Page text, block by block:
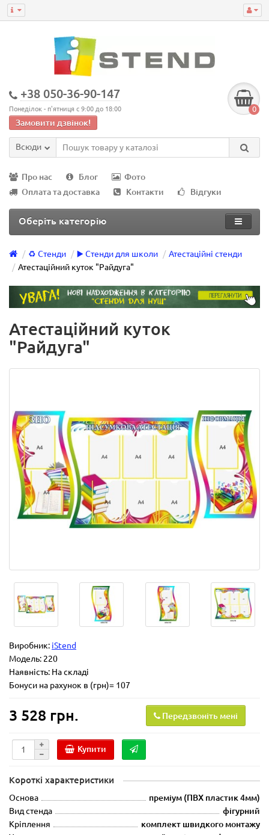
+38 050-36-90-147
Понеділок - п'ятниця с 9:00 до 18:00
Замовити дзвінок!
0
Всюди
Про нас Блог
Фото
Оплата та доставка
Контакти Відгуки
Оберіть категорію
♻️ Стенди ▶️ Стенди для школи
Атестаційні стенди
Атестаційний куток "Райдуга"
Атестаційний куток
"Райдуга"
Виробник: iStend
Модель: 220
Наявність: На складі
Бонуси на рахунок в (грн)= 107
3 528 грн. Передзвоніть мені
Купити
Короткі характеристики
Основа
преміум (ПВХ пластик 4мм)
Вид стенда
фігурний
Кріплення
комплект швидкого монтажу